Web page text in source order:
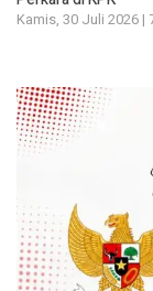
Kamis, 30 Juli 2026 |